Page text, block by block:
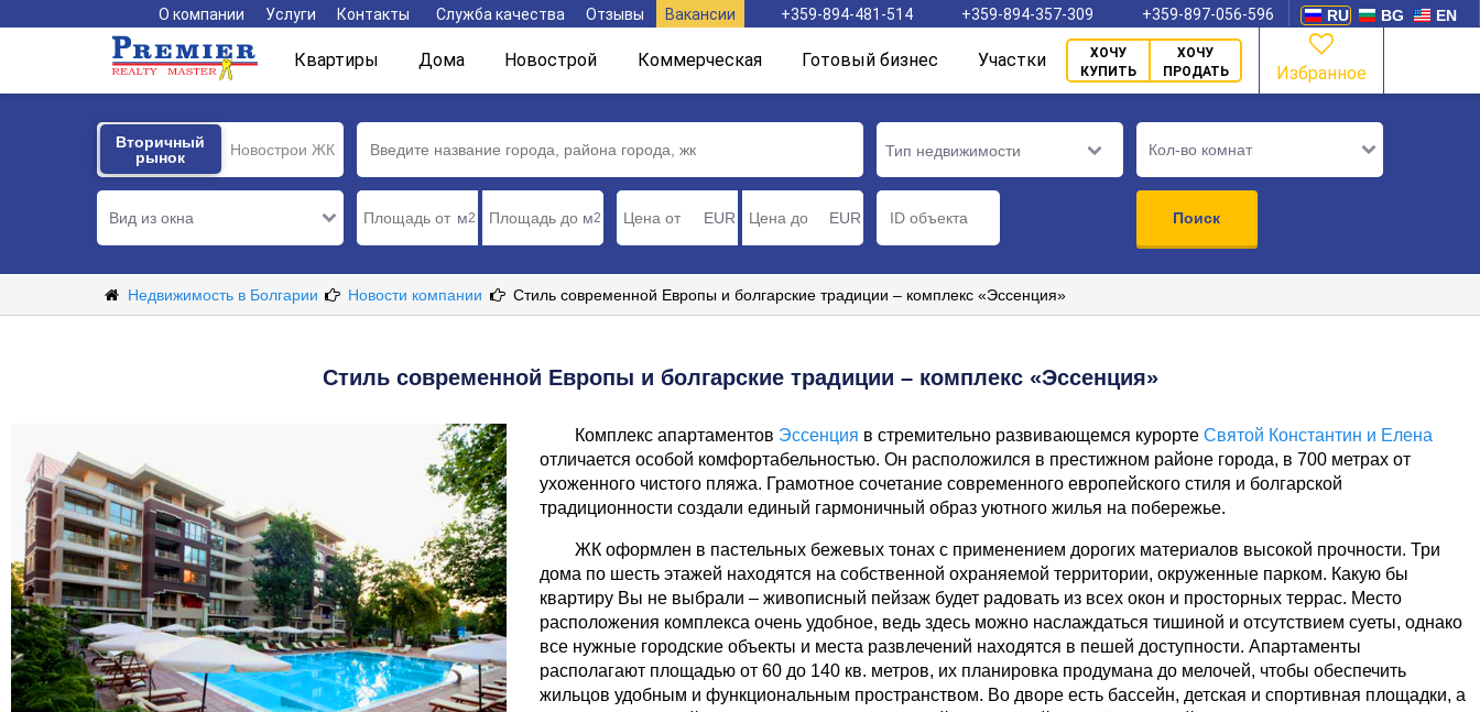
RU BG EN
О компании Услуги Контакты Служба качества Отзывы Вакансии +359-894-481-514 +359-894-357-309 +359-897-056-596
Квартиры Дома Новострой Коммерческая Готовый бизнес Участки
ХОЧУ
КУПИТЬ
ХОЧУ
ПРОДАТЬ
Избранное
Вторичный
рынок
Новострои ЖК
Вторичный
рынок
Вид из окна м2 м2 EUR EUR
Тип недвижимости Кол-во комнат
Поиск
Недвижимость в Болгарии Новости компании Стиль современной Европы и болгарские традиции – комплекс «Эссенция»
Стиль современной Европы и болгарские традиции – комплекс «Эссенция»
Комплекс апартаментов Эссенция в стремительно развивающемся курорте Святой Константин и Елена
отличается особой комфортабельностью. Он расположился в престижном районе города, в 700 метрах от
ухоженного чистого пляжа. Грамотное сочетание современного европейского стиля и болгарской
традиционности создали единый гармоничный образ уютного жилья на побережье.
ЖК оформлен в пастельных бежевых тонах с применением дорогих материалов высокой прочности. Три
дома по шесть этажей находятся на собственной охраняемой территории, окруженные парком. Какую бы
квартиру Вы не выбрали – живописный пейзаж будет радовать из всех окон и просторных террас. Место
расположения комплекса очень удобное, ведь здесь можно наслаждаться тишиной и отсутствием суеты, однако
все нужные городские объекты и места развлечений находятся в пешей доступности. Апартаменты
располагают площадью от 60 до 140 кв. метров, их планировка продумана до мелочей, чтобы обеспечить
жильцов удобным и функциональным пространством. Во дворе есть бассейн, детская и спортивная площадки, а